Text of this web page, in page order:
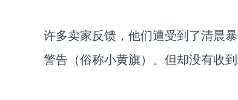
许多卖家反馈，他们遭受到了清晨
警告（俗称小黄旗）。但却没有收到